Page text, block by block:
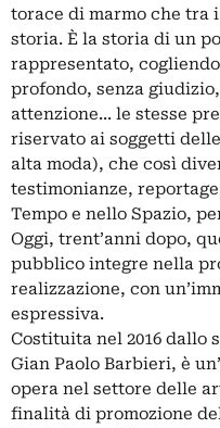
torace di marmo che tra
storia. È la storia di un
rappresentato,
profondo, senza
attenzione... le stesse
riservato ai soggetti
alta moda), che così
testimonianze,
Tempo e nello Spazio,
Oggi, trent’anni dopo,
pubblico integre nella
realizzazione, con
espressiva.
Costituita nel 2016 dallo
Gian Paolo Barbieri, è
opera nel settore delle
finalità di promozione